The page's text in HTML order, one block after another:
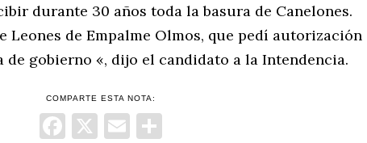
durante 30 años toda la basura de Canelones.
Leones de Empalme Olmos, que pedí autorización
gobierno «, dijo el candidato a la Intendencia.
COMPARTE ESTA NOTA:
Facebook
X Email